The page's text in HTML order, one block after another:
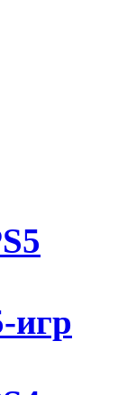
игр